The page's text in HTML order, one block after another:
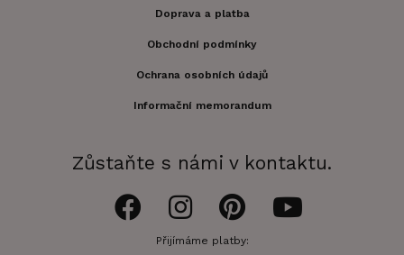
Doprava a platba
Obchodní podmínky
Ochrana osobních údajů
Informační memorandum
Zůstaňte s námi v kontaktu.
Přijímáme platby: